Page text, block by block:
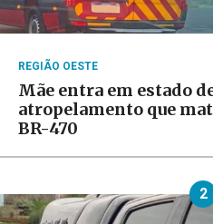
REGIÃO OESTE
Mãe entra em estado
atropelamento que
BR-470
2